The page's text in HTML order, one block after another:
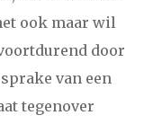
november
ook maar wil
door
van een
tegenover